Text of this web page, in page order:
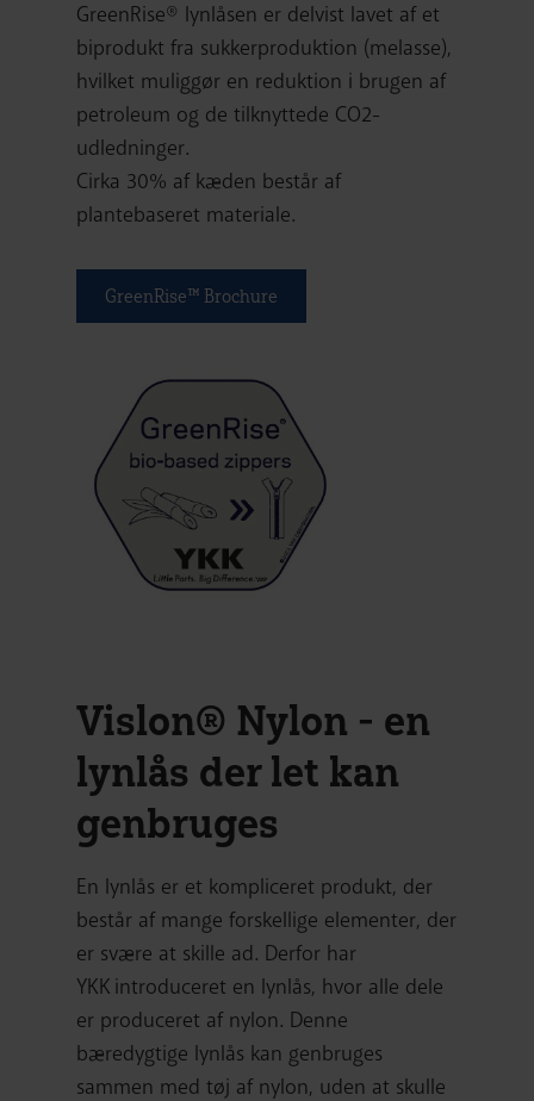
GreenRise® lynlåsen er delvist lavet af et
biprodukt fra sukkerproduktion (melasse),
hvilket muliggør en reduktion i brugen af
petroleum og de tilknyttede CO2-
udledninger.
Cirka 30% af kæden består af
plantebaseret materiale.
GreenRise™ Brochure
Vislon® Nylon - en
lynlås der let kan
genbruges
En lynlås er et kompliceret produkt, der
består af mange forskellige elementer, der
er svære at skille ad. Derfor har
YKK introduceret en lynlås, hvor alle dele
er produceret af nylon. Denne
bæredygtige lynlås kan genbruges
sammen med tøj af nylon, uden at skulle